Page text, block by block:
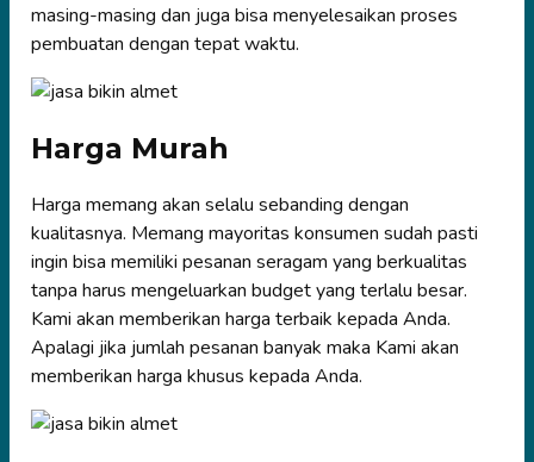
masing-masing dan juga bisa menyelesaikan proses
pembuatan dengan tepat waktu.
Harga Murah
Harga memang akan selalu sebanding dengan
kualitasnya. Memang mayoritas konsumen sudah pasti
ingin bisa memiliki pesanan seragam yang berkualitas
tanpa harus mengeluarkan budget yang terlalu besar.
Kami akan memberikan harga terbaik kepada Anda.
Apalagi jika jumlah pesanan banyak maka Kami akan
memberikan harga khusus kepada Anda.